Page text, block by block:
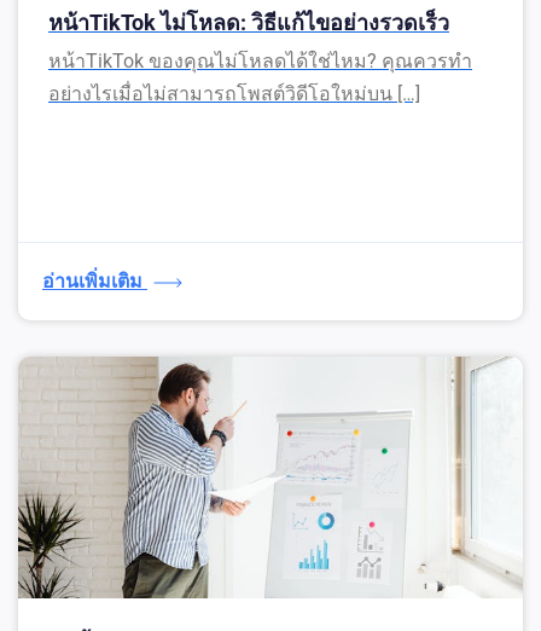
หน้าTikTok ไม่โหลด: วิธีแก้ไขอย่างรวดเร็ว
หน้าTikTok ของคุณไม่โหลดได้ใช่ไหม? คุณควรทำ
อย่างไรเมื่อไม่สามารถโพสต์วิดีโอใหม่บน […]
อ่านเพิ่มเติม